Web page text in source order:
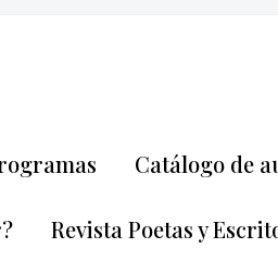
Catálogo de
Revista Poetas y